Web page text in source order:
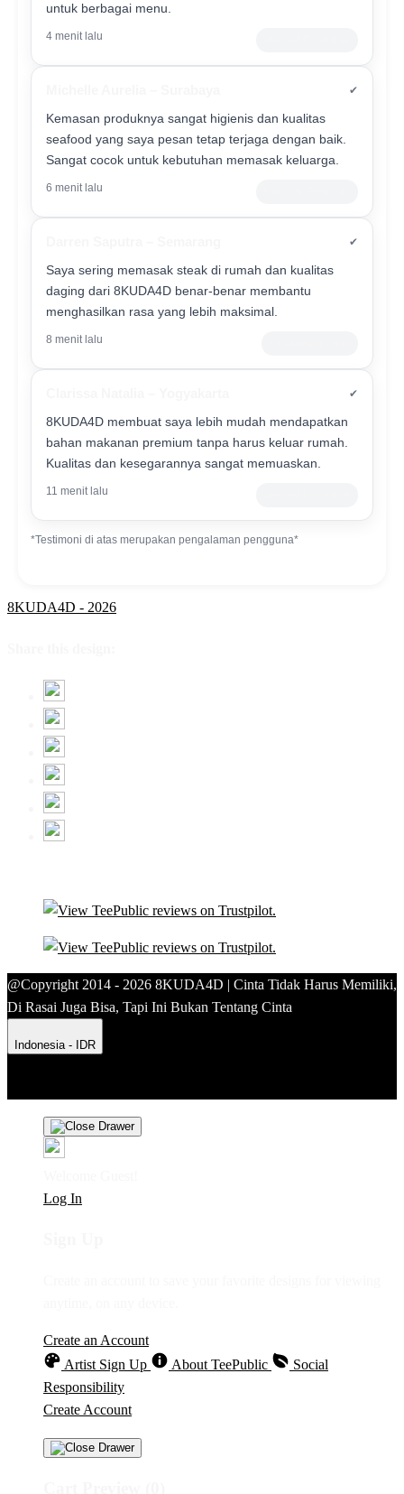
untuk berbagai menu.
4 menit lalu
✔
Kemasan produknya sangat higienis dan kualitas
seafood yang saya pesan tetap terjaga dengan baik.
Sangat cocok untuk kebutuhan memasak keluarga.
6 menit lalu
✔
Saya sering memasak steak di rumah dan kualitas
daging dari 8KUDA4D benar-benar membantu
menghasilkan rasa yang lebih maksimal.
8 menit lalu
✔
8KUDA4D membuat saya lebih mudah mendapatkan
bahan makanan premium tanpa harus keluar rumah.
Kualitas dan kesegarannya sangat memuaskan.
11 menit lalu
*Testimoni di atas merupakan pengalaman pengguna*
8KUDA4D - 2026
@Copyright 2014 - 2026 8KUDA4D | Cinta Tidak Harus Memiliki,
Di Rasai Juga Bisa, Tapi Ini Bukan Tentang Cinta
Indonesia - IDR
Log In
Create an Account
Artist Sign Up
About TeePublic
Social
Responsibility
Create Account